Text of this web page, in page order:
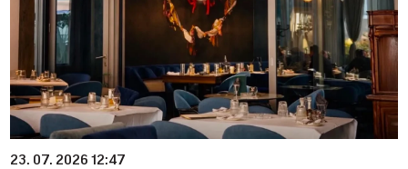
23. 07. 2026 12:47